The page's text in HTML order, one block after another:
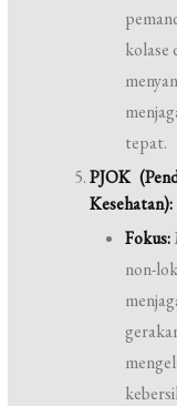
kolase
tepat.
PJOK
Kesehatan):
Fokus:
non-